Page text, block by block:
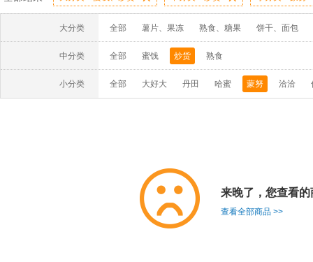
大分类 全部 薯片、果冻 熟食、糖果 饼干、面包
中分类 全部 蜜饯 炒货 熟食
小分类 全部 大好大 丹田 哈蜜 蒙努 洽洽
来晚了，您查看
查看全部商品 >>